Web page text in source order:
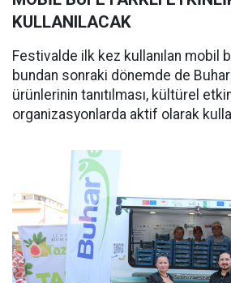
KULLANILACAK
Festivalde ilk kez kullanılan mobil
bundan sonraki dönemde de
ürünlerinin tanıtılması, kültürel
organizasyonlarda aktif olarak